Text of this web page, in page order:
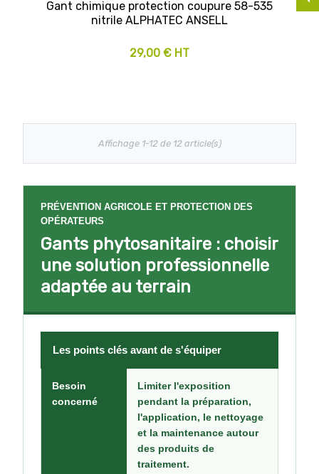
Gant chimique protection coupure 58-535
nitrile ALPHATEC ANSELL
29,00 € HT
Affichage 1-12 de 12 article(s)
PRÉVENTION AGRICOLE ET PROTECTION DES
OPÉRATEURS
Gants phytosanitaire : choisir
une solution professionnelle
adaptée au terrain
Les points clés avant de s'équiper
Besoin
concerné
Limiter l'exposition
pendant la préparation,
l'application, le nettoyage
et la maintenance autour
des produits de
traitement.